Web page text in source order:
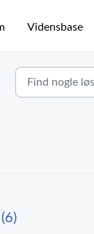
Vidensbase